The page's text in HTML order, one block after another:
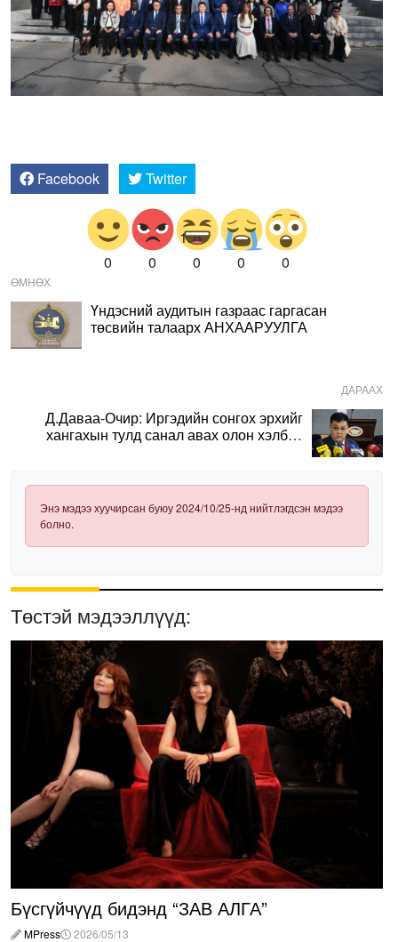
Facebook Twitter
0 0 0 0 0
ӨМНӨХ
Үндэсний аудитын газраас гаргасан
төсвийн талаарх АНХААРУУЛГА
ДАРААХ
Д.Даваа-Очир: Иргэдийн сонгох эрхийг
хангахын тулд санал авах олон хэлбэр
Энэ мэдээ хуучирсан буюу 2024/10/25-нд нийтлэгдсэн мэдээ
болно.
Төстэй мэдээллүүд:
Бүсгүйчүүд бидэнд “ЗАВ АЛГА”
MPress
2026/05/13